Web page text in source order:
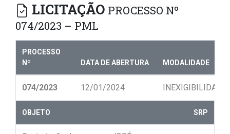
LICITAÇÃO PROCESSO Nº
074/2023 – PML
PROCESSO
Nº
DATA DE ABERTURA MODALIDADE
074/2023 12/01/2024 INEXIGIBILIDADE
OBJETO SRP